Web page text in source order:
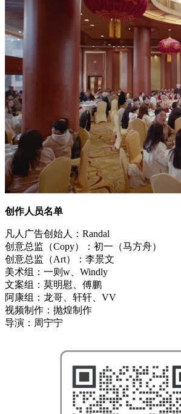
创作人员名单
凡人广告创始人：Randal
创意总监（Copy）：初一（马方舟）
创意总监（Art）：李景文
美术组：一则w、Windly
文案组：莫明慰、傅鹏
阿康组：龙哥、轩轩、VV
视频制作：抛煌制作
导演：周宁宁